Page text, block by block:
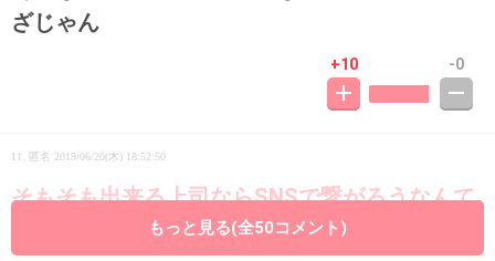
ざじゃん
+10 -0
11. 匿名 2019/06/20(木) 18:52:50
そもそも出来る上司ならSNSで繋がろうなんて
もっと見る(全50コメント)